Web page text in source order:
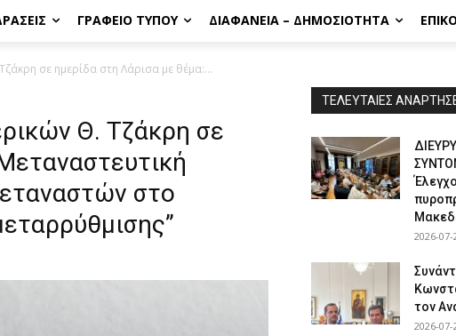
ΓΡΑΦΕΊΟ ΤΎΠΟΥ ΔΙΑΦΆΝΕΙΑ – ΔΗΜΟΣΙΌΤΗΤΑ
σε ημερίδα στη Λάρισα με θέμα:...
Θ. Τζάκρη σε
στο
ΤΕΛΕΥΤΑΙΕΣ
2026-07-
τον
2026-07-